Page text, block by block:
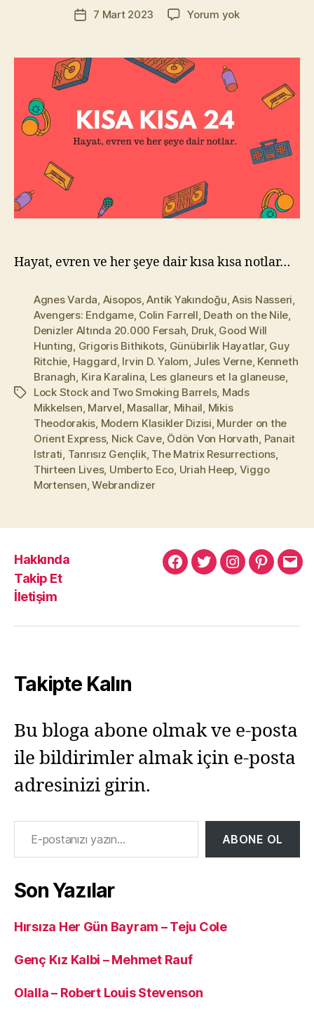
Yazının
yazarı
a
kı
l
a
z
Yazı7 Mart 2023 Yorum yokKısa
24
Hayat, evren ve her şeye dair kısa kısa notlar…
Etiketler
Agnes Varda, Aisopos,Antik Yakındoğu,Asis Nasseri,
Avengers: Endgame, Colin Farrell, Death on the Nile,
Denizler Altında 20.000 Fersah, Druk, Good Will
Hunting, Grigoris Bithikots, Günübirlik Hayatlar, Guy
Ritchie, Haggard, Irvin D. Yalom, Jules Verne, Kenneth
Branagh, Kira Karalina, Les glaneurs et la glaneuse,
Lock Stock and Two Smoking Barrels, Mads
Mikkelsen, Marvel, Masallar, Mihail, Mikis
Theodorakis, Modern Klasikler Dizisi, Murder on the
Orient Express, Nick Cave, Ödön Von Horvath, Panait
Istrati, Tanrısız Gençlik, The Matrix Resurrections,
Thirteen Lives, Umberto Eco, Uriah Heep, Viggo
Mortensen,Webrandizer
Hakkında
Takip Et
İletişim
MuratMuratMuratPinterest
Takipte Kalın
Bu bloga abone olmak ve e-posta
ile bildirimler almak için e-posta
adresinizi girin.
E-postanızı yazın…
ABONE OL
Son Yazılar
Hırsıza Her Gün Bayram – Teju Cole
Genç Kız Kalbi – Mehmet Rauf
Olalla – Robert Louis Stevenson